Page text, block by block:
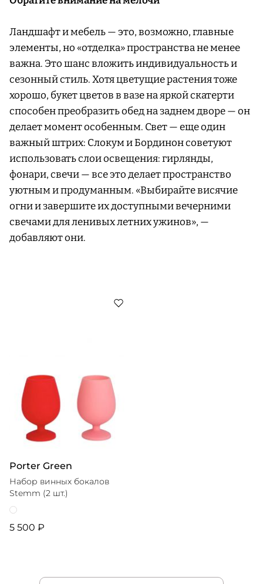
Ландшафт и мебель — это, возможно, главные
элементы, но «отделка» пространства не менее
важна. Это шанс вложить индивидуальность и
сезонный стиль. Хотя цветущие растения тоже
хорошо, букет цветов в вазе на яркой скатерти
способен преобразить обед на заднем дворе — он
делает момент особенным. Свет — еще один
важный штрих: Слокум и Бординон советуют
использовать слои освещения: гирлянды,
фонари, свечи — все это делает пространство
уютным и продуманным. «Выбирайте висячие
огни и завершите их доступными вечерними
свечами для ленивых летних ужинов», —
добавляют они.
Porter Green
Набор винных бокалов
Stemm (2 шт.)
5 500 ₽